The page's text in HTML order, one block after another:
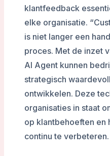
klantfeedback
elke organisatie.
is niet langer een
proces. Met de inzet
AI Agent kunnen
strategisch
ontwikkelen. Deze
organisaties in staat
op klantbehoeften en
continu te verbeteren.